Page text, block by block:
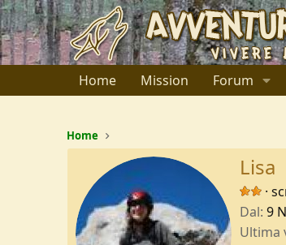
Home Mission Forum
Home
Lisa
·
Dal 9
Ultima